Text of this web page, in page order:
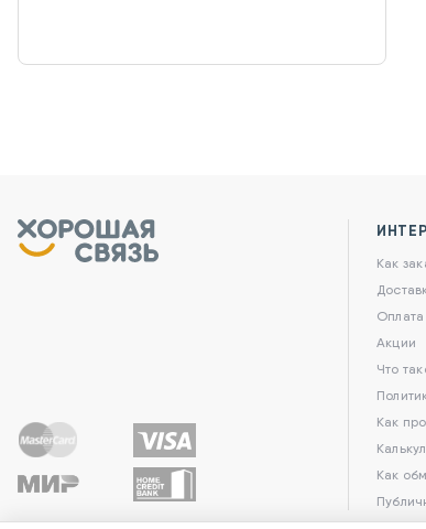
Как
Оплата
Акции
Что
Как
Как